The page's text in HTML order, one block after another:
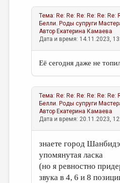
Тема: Re: Re: Re: Re: Re:
Белли. Роды супруги
Автор Екатерина Камаева
Дата и время: 14.11.2023,
Её сегодня даже не
Тема: Re: Re: Re: Re: Re:
Белли. Роды супруги
Автор Екатерина Камаева
Дата и время: 20.11.2023,
знаете город
упомянутая ласка
(но я ревностно
звука в 4, 6 и 8